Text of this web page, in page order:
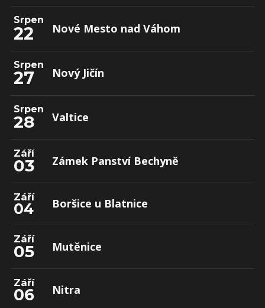
Srpen
22 Nové Mesto nad Váhom
Srpen
27 Nový Jičín
Srpen
28 Valtice
Září
03 Zámek Panství Bechyně
Září
04 Boršice u Blatnice
Září
05 Mutěnice
Září
06 Nitra